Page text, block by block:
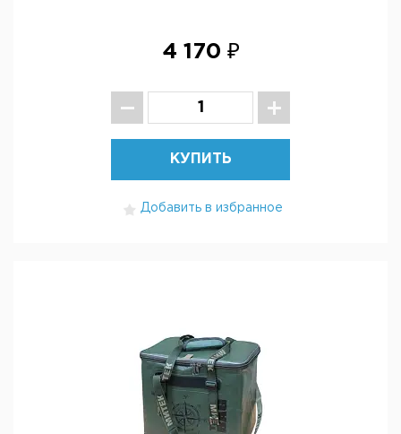
4 170 ₽
КУПИТЬ
Добавить в избранное